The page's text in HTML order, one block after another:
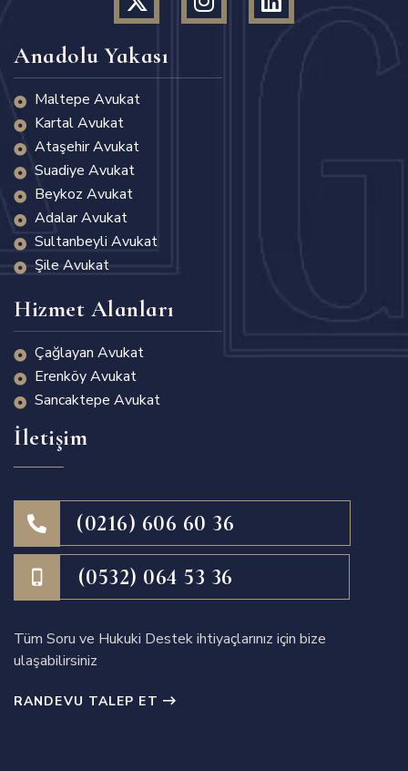
Anadolu Yakası
Maltepe Avukat
Kartal Avukat
Ataşehir Avukat
Suadiye Avukat
Beykoz Avukat
Adalar Avukat
Sultanbeyli Avukat
Şile Avukat
Hizmet Alanları
Çağlayan Avukat
Erenköy Avukat
Sancaktepe Avukat
İletişim
(0216) 606 60 36
(0532) 064 53 36
Tüm Soru ve Hukuki Destek ihtiyaçlarınız için bize
ulaşabilirsiniz
RANDEVU TALEP ET